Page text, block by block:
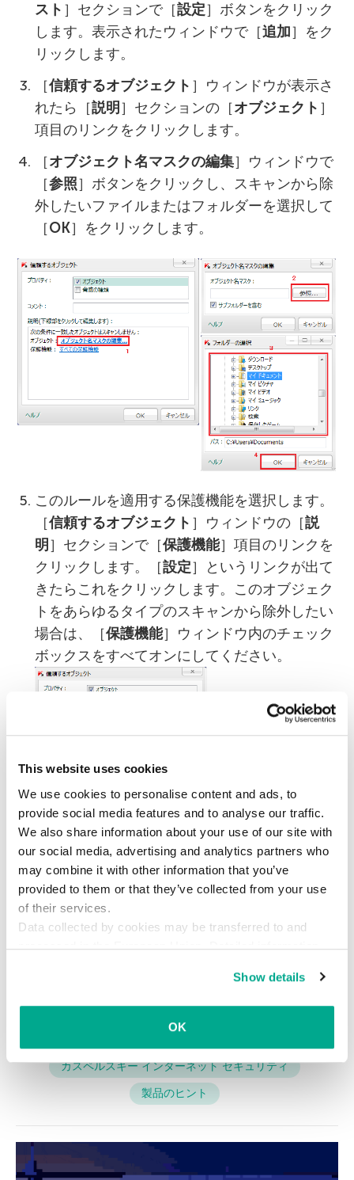
This website uses cookies
We use cookies to personalise content and ads, to
provide social media features and to analyse our traffic.
We also share information about your use of our site with
our social media, advertising and analytics partners who
may combine it with other information that you’ve
provided to them or that they’ve collected from your use
of their services.
Data collected by cookies may be transferred to and
processed in the European Union. Detailed information
Show details
OK
スト ］セクションで［設定］ボタンをクリック
します。表示されたウィンドウで［追加］をク
リックします。
［信頼するオブジェクト ］ウィンドウが表示さ
れたら［説明 ］セクションの［オブジェクト ］
項目のリンクをクリックします。
［オブジェクト名マスクの編集］ウィンドウで
［参照］ボタンをクリックし、スキャンから除
外したいファイルまたはフォルダーを選択して
［OK］をクリックします。
このルールを適用する保護機能を選択します。
［信頼するオブジェクト ］ウィンドウの［説
明 ］セクションで［保護機能］項目のリンクを
クリックします。［設定］というリンクが出て
きたらこれをクリックします。このオブジェク
トをあらゆるタイプのスキャンから除外したい
場合は、［保護機能］ウィンドウ内のチェック
ボックスをすべてオンにしてください。
［OK］を2回クリックします。
これで、信頼するオブジェクトをスキャンから除
外するルールを追加できました。これ以降は、指
定したオブジェクトがスキャン対象外となり、そ
の分の時間を節約できます。
カスペルスキー インターネット セキュリティ
製品のヒント